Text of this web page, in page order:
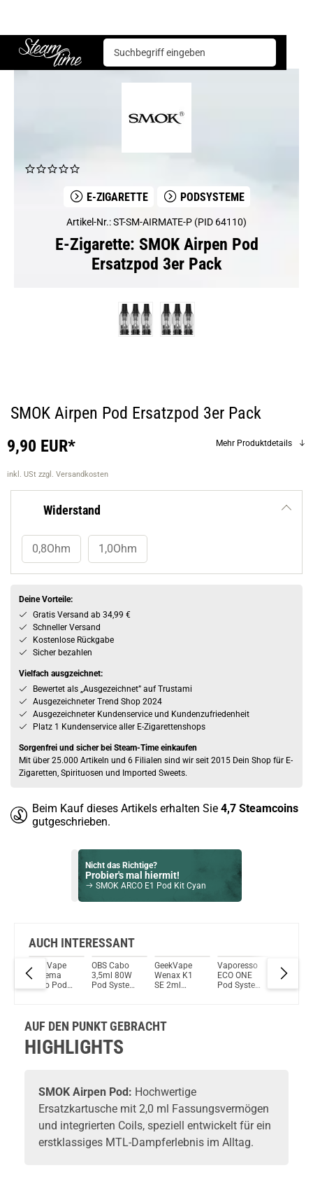
Steam time
E-Zigarette Podsysteme
E-ZIGARETTE PODSYSTEME
Artikel-Nr.: ST-SM-AIRMATE-P (PID 64110)
E-Zigarette: SMOK Airpen Pod
Ersatzpod 3er Pack
SMOK Airpen Pod Ersatzpod 3er Pack
9,90 EUR*
inkl. USt zzgl. Versandkosten
Mehr Produktdetails
Widerstand
0,8Ohm 1,0Ohm
Deine Vorteile:
Gratis Versand ab 34,99 €
Schneller Versand
Kostenlose Rückgabe
Sicher bezahlen
Vielfach ausgzeichnet:
Bewertet als „Ausgezeichnet” auf Trustami
Ausgezeichneter Trend Shop 2024
Ausgezeichneter Kundenservice und Kundenzufriedenheit
Platz 1 Kundenservice aller E-Zigarettenshops
Sorgenfrei und sicher bei Steam-Time einkaufen
Mit über 25.000 Artikeln und 6 Filialen sind wir seit 2015 Dein Shop für E-
Zigaretten, Spirituosen und Imported Sweets.
Beim Kauf dieses Artikels erhalten Sie 4,7 Steamcoins
gutgeschrieben.
Nicht das Richtige?
Probier's mal hiermit!
SMOK ARCO E1 Pod Kit Cyan
Vaptio Cosmo 2 2ml Verdampfer Tank Rose Gold
Du willst Kröten sparen?
Schau mal hier!
Vsticking VIY 1,8ml 750mAh Pod System Kit Rose Gold
AUCH INTERESSANT
Lost Vape
Thelema
Nano Pod
OBS Cabo
3,5ml 80W
Pod System
GeekVape
Wenax K1
SE 2ml
Vaporesso
ECO ONE
Pod System
Nevoks
S1 2,0ml
AUF DEN PUNKT GEBRACHT
HIGHLIGHTS
SMOK Airpen Pod: Hochwertige
Ersatzkartusche mit 2,0 ml Fassungsvermögen
und integrierten Coils, speziell entwickelt für ein
erstklassiges MTL-Dampferlebnis im Alltag.